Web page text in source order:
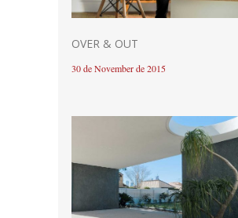
OVER & OUT
30 de November de 2015